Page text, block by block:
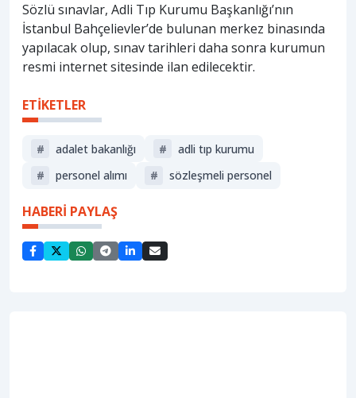
Sözlü sınavlar, Adli Tıp Kurumu Başkanlığı’nın
İstanbul Bahçelievler’de bulunan merkez binasında
yapılacak olup, sınav tarihleri daha sonra kurumun
resmi internet sitesinde ilan edilecektir.
ETİKETLER
# adalet bakanlığı #
adli tıp kurumu
#
personel alımı # sözleşmeli personel
HABERİ PAYLAŞ